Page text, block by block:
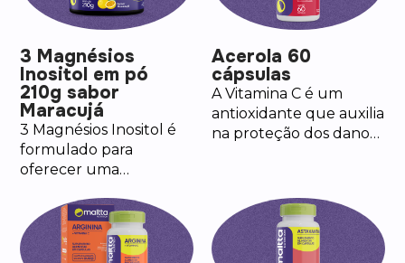
3 Magnésios
Inositol em pó
210g sabor
Maracujá
3 Magnésios Inositol é
formulado para
oferecer uma
de três diferentes
formas de magnésios.
Acerola 60
cápsulas
A Vitamina C é um
antioxidante que auxilia
na proteção dos danos
sistema imune, na
formação de colágeno
e no metabolismo